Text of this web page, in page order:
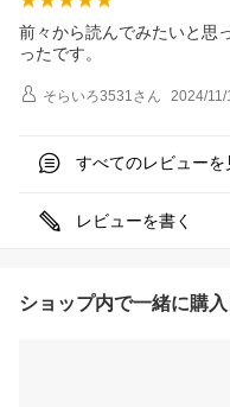
前々から読んでみたいと思
ったです。
そらいろ3531さん 2024/11/
すべてのレビューを
レビューを書く
ショップ内で一緒に購